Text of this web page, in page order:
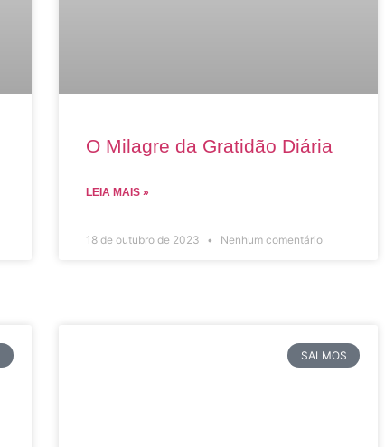
O Milagre da Gratidão Diária
LEIA MAIS »
18 de outubro de 2023 Nenhum comentário
SALMOS